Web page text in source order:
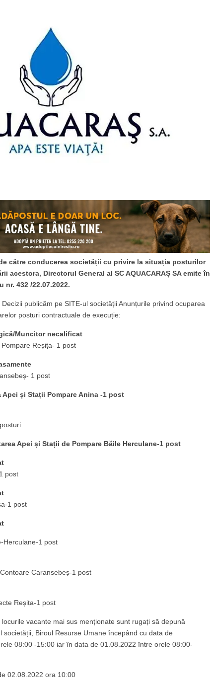
către conducerea societății cu privire la situația posturilor
acestora, Directorul General al SC AQUACARAȘ SA emite în
nr. 432 /22.07.2022.
publicăm pe SITE-ul societății Anunțurile privind ocuparea
posturi contractuale de execuție:
Muncitor necalificat
Reșița- 1 post
1 post
și Stații Pompare Anina -1 post
Apei și Stații de Pompare Băile Herculane-1 post
post
1 post
Herculane-1 post
Caransebeș-1 post
Reșița-1 post
vacante mai sus menționate sunt rugați să depună
societății, Biroul Resurse Umane începând cu data de
08:00 -15:00 iar în data de 01.08.2022 între orele 08:00-
02.08.2022 ora 10:00